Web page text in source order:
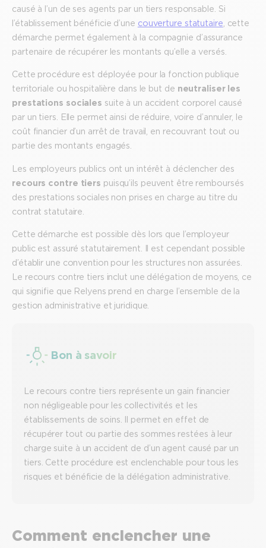
causé à l’un de ses agents par un tiers responsable. Si
l’établissement bénéficie d’une couverture statutaire , cette
démarche permet également à la compagnie d’assurance
partenaire de récupérer les montants qu’elle a versés.
Cette procédure est déployée pour la fonction publique
territoriale ou hospitalière dans le but de neutraliser les
prestations sociales suite à un accident corporel causé
par un tiers. Elle permet ainsi de réduire, voire d’annuler, le
coût financier d’un arrêt de travail, en recouvrant tout ou
partie des montants engagés.
Les employeurs publics ont un intérêt à déclencher des
recours contre tiers puisqu’ils peuvent être remboursés
des prestations sociales non prises en charge au titre du
contrat statutaire.
Cette démarche est possible dès lors que l’employeur
public est assuré statutairement. Il est cependant possible
d’établir une convention pour les structures non assurées.
Le recours contre tiers inclut une délégation de moyens, ce
qui signifie que Relyens prend en charge l’ensemble de la
gestion administrative et juridique.
Bon à savoir
Le recours contre tiers représente un gain financier
non négligeable pour les collectivités et les
établissements de soins. Il permet en effet de
récupérer tout ou partie des sommes restées à leur
charge suite à un accident de d’un agent causé par un
tiers. Cette procédure est enclenchable pour tous les
risques et bénéficie de la délégation administrative.
Comment enclencher une